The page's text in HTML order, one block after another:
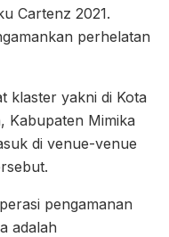
Cartenz 2021.
perhelatan
klaster yakni di Kota
Kabupaten Mimika
di venue-venue
pengamanan
adalah